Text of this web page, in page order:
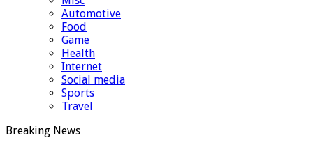
Automotive
Food
Game
Health
Internet
Social media
Sports
Travel
Breaking News